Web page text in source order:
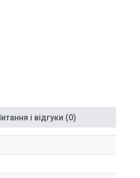
і відгуки (0)